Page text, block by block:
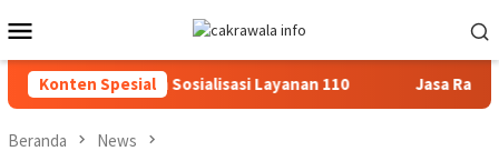
ke
kontenMobile
Konten Spesial
Dialogis dan Sosialisasi Layanan 110 Jasa Raharja
Beranda News